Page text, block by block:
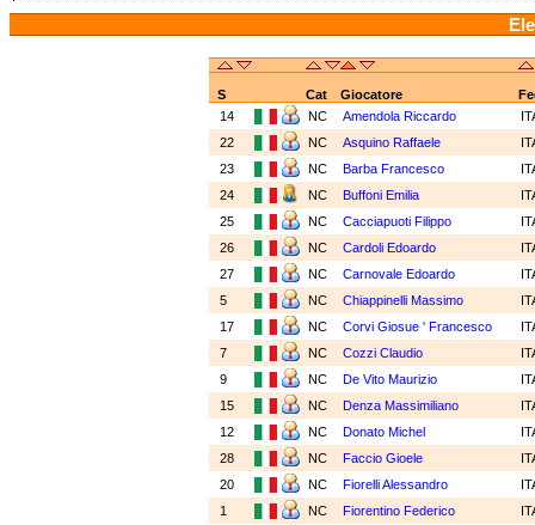
S Cat Giocatore
14
NC Amendola Riccardo
22
NC Asquino Raffaele
23
NC Barba Francesco
24
NC Buffoni Emilia
25
NC Cacciapuoti Filippo
26
NC Cardoli Edoardo
27
NC Carnovale Edoardo
5
NC Chiappinelli Massimo
17
NC Corvi Giosue ' Francesco
7
NC Cozzi Claudio
9
NC De Vito Maurizio
15
NC Denza Massimiliano
12
NC Donato Michel
28
NC Faccio Gioele
20
NC Fiorelli Alessandro
1
NC Fiorentino Federico